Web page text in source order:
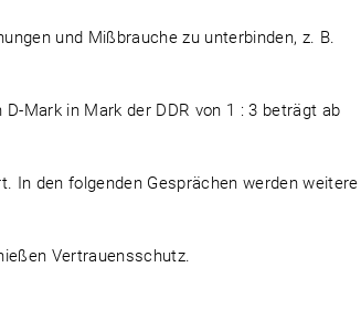
und Mißbrauche zu unterbinden, z. B.
Mark in Mark der DDR von 1 : 3 beträgt ab
In den folgenden Gesprächen werden weitere
Vertrauensschutz.